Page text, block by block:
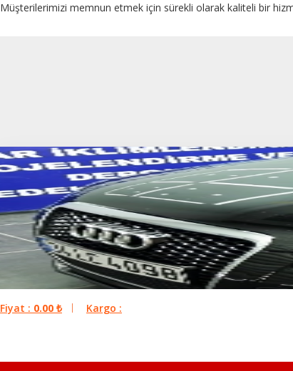
Müşterilerimizi memnun etmek için sürekli olarak kaliteli bir
Fiyat : 0.00 ₺ Kargo :